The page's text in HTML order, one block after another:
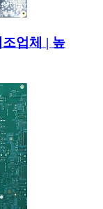
업체 | 높